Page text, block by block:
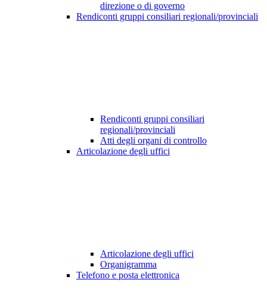
direzione o di governo
Rendiconti gruppi consiliari regionali/provinciali
Rendiconti gruppi consiliari
regionali/provinciali
Atti degli organi di controllo
Articolazione degli uffici
Articolazione degli uffici
Organigramma
Telefono e posta elettronica